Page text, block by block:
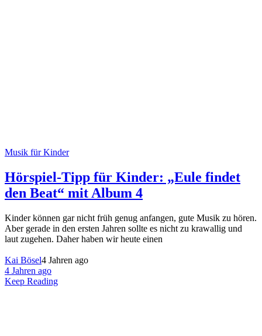
Musik für Kinder
Hörspiel-Tipp für Kinder: „Eule findet
den Beat“ mit Album 4
Kinder können gar nicht früh genug anfangen, gute Musik zu hören.
Aber gerade in den ersten Jahren sollte es nicht zu krawallig und
laut zugehen. Daher haben wir heute einen
Kai Bösel4 Jahren ago
4 Jahren ago
Keep Reading